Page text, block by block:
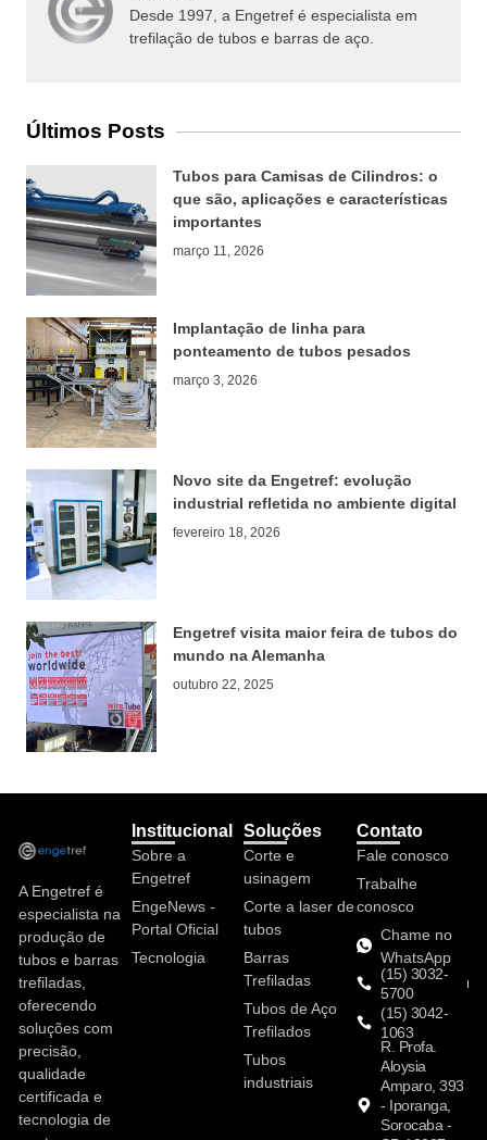
Desde 1997, a Engetref é especialista em
trefilação de tubos e barras de aço.
Últimos Posts
Tubos para Camisas de Cilindros: o
que são, aplicações e características
importantes
março 11, 2026
Implantação de linha para
ponteamento de tubos pesados
março 3, 2026
Novo site da Engetref: evolução
industrial refletida no ambiente digital
fevereiro 18, 2026
Engetref visita maior feira de tubos do
mundo na Alemanha
outubro 22, 2025
Institucional
Sobre a
Engetref
EngeNews -
Portal Oficial
Tecnologia
Soluções
Corte e
usinagem
Corte a laser de
tubos
Barras
Trefiladas
Tubos de Aço
Trefilados
Tubos
industriais
Contato
Fale conosco
Trabalhe
conosco
Chame no
WhatsApp
(15) 3032-
5700
(15) 3042-
1063
R. Profa.
Aloysia
Amparo, 393
- Iporanga,
Sorocaba -
A Engetref é
especialista na
produção de
tubos e barras
trefiladas,
oferecendo
soluções com
precisão,
qualidade
certificada e
tecnologia de